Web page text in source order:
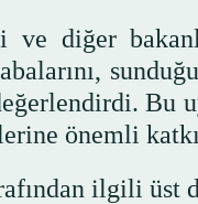
ve diğer
Bu
önemli
ilgili üst